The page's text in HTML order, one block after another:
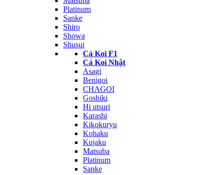
Platinum
Sanke
Shiro
Showa
Shusui
Cá Koi F1
Cá Koi Nhật
Asagi
Benigoi
CHAGOI
Goshiki
Hi utsuri
Karashi
Kikokuryu
Kohaku
Kujaku
Matsuba
Platinum
Sanke